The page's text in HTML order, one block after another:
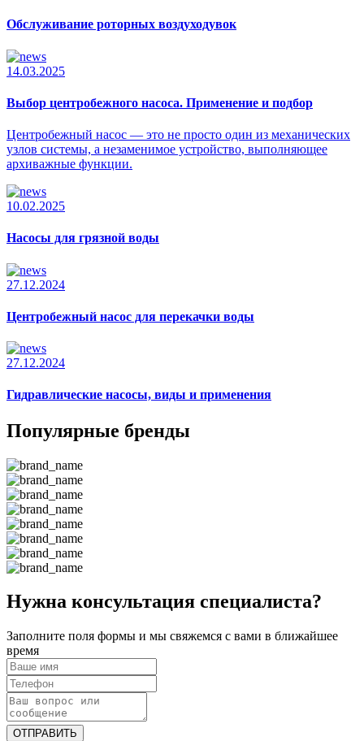
Обслуживание роторных воздуходувок
14.03.2025
Выбор центробежного насоса. Применение и подбор
Центробежный насос — это не просто один из механических
узлов системы, а незаменимое устройство, выполняющее
архиважные функции.
10.02.2025
Насосы для грязной воды
27.12.2024
Центробежный насос для перекачки воды
27.12.2024
Гидравлические насосы, виды и применения
Популярные бренды
Нужна консультация специалиста?
Заполните поля формы и мы свяжемся с вами в ближайшее
время
ОТПРАВИТЬ